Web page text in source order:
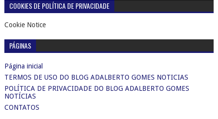
COOKIES DE POLÍTICA DE PRIVACIDADE
Cookie Notice
PÁGINAS
Página inicial
TERMOS DE USO DO BLOG ADALBERTO GOMES NOTICIAS
POLÍTICA DE PRIVACIDADE DO BLOG ADALBERTO GOMES
NOTÍCIAS
CONTATOS